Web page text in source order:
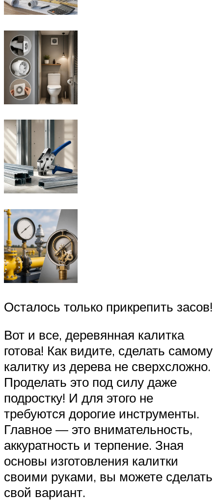
Осталось только прикрепить засов!
Вот и все, деревянная калитка
готова! Как видите, сделать самому
калитку из дерева не сверхсложно.
Проделать это под силу даже
подростку! И для этого не
требуются дорогие инструменты.
Главное — это внимательность,
аккуратность и терпение. Зная
основы изготовления калитки
своими руками, вы можете сделать
свой вариант.